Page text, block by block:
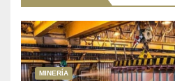
MINERÍA